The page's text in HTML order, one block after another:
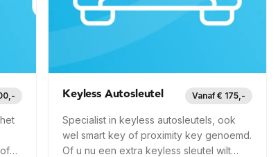
Meer info —
Keyless Autosleutel Vanaf € 175,-
Specialist in keyless autosleutels, ook
wel smart key of proximity key genoemd.
Of u nu een extra keyless sleutel wilt